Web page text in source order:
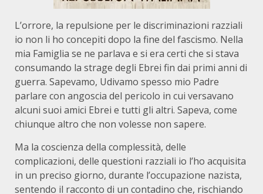
L’orrore, la repulsione per le discriminazioni razziali
io non li ho concepiti dopo la fine del fascismo. Nella
mia Famiglia se ne parlava e si era certi che si stava
consumando la strage degli Ebrei fin dai primi anni di
guerra. Sapevamo, Udivamo spesso mio Padre
parlare con angoscia del pericolo in cui versavano
alcuni suoi amici Ebrei e tutti gli altri. Sapeva, come
chiunque altro che non volesse non sapere.
Ma la coscienza della complessità, delle
complicazioni, delle questioni razziali io l’ho acquisita
in un preciso giorno, durante l’occupazione nazista,
sentendo il racconto di un contadino che, rischiando